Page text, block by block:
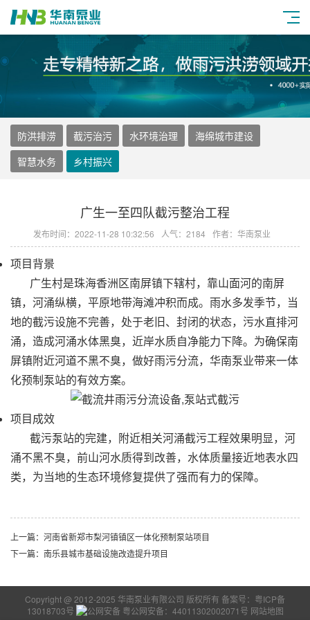
防洪排涝 截污治污 水环境治理
海绵城市建设
智慧水务
乡村振兴
广生一至四队截污整治工程
发布时间：2022-11-28 10:32:56 人气：2184 作者：华南泵业
项目背景
广生村是珠海香洲区南屏镇下辖村，靠山面河的南屏
镇，河涌纵横，平原地带海滩冲积而成。雨水多发季节，当
地的截污设施不完善，处于老旧、封闭的状态，污水直排河
涌，造成河涌水体黑臭，近岸水质自净能力下降。为确保南
屏镇附近河道不黑不臭，做好雨污分流， 华南泵业带来一体
化预制泵站的有效方案。
项目成效
截污泵站的完建，附近相关河涌截污工程效果明显，河
涌不黑不臭，前山河水质得到改善，水体质量接近地表水四
类，为当地的生态环境修复提供了强而有力的保障。
上一篇：河南省新郑市梨河镇镇区一体化预制泵站项目
下一篇：南乐县城市基础设施改造提升项目
Copyright @ 2012-2025 华南泵业有限公司 版权所有 备案号：粤ICP备
13018703号
粤公网安备：44011302002071号 网站地图